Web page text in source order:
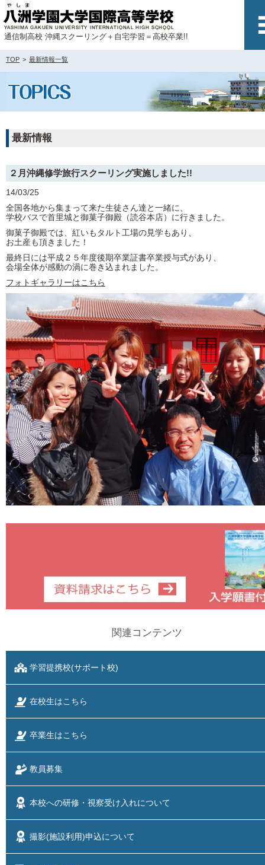
通信制高校 沖縄スクーリング＋自宅学習＝高校卒業!!
TOP 最新情報一覧
最新情報
２月沖縄修学旅行スクーリング実施しました!!
14/03/25
全国各地から集まって来た生徒さん達と一緒に、
学校バスで首里城と御菓子御殿（読谷本店）に行きました。
御菓子御殿では、紅いもタルト工場の見学もあり、
お土産も頂きました！
最終日には平成２５年度後期卒業証書卒業授与式があり、
会場全体が感動の渦に巻き込まれました。
フォトギャラリーはこちら
関連コンテンツ
学習提携校(サポート校)
在校生はこちら
卒業生はこちら
教員募集
本校への研修・視察受け入れについて
撮影(施設利用)申込について